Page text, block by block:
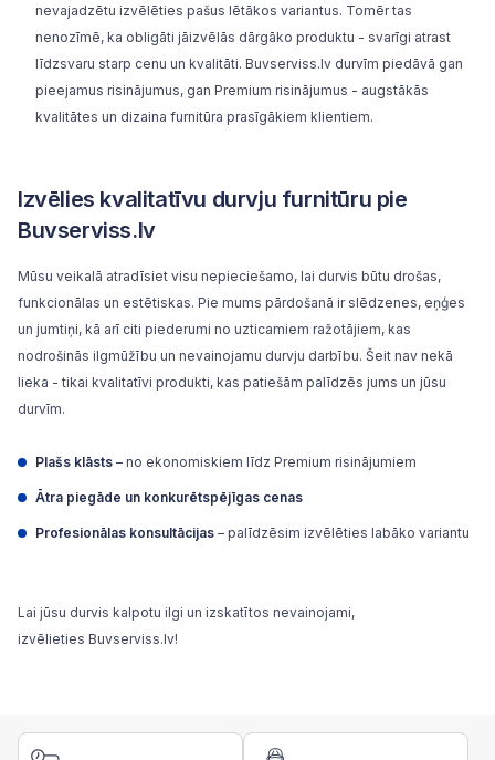
nevajadzētu izvēlēties pašus lētākos variantus. Tomēr tas
nenozīmē, ka obligāti jāizvēlās dārgāko produktu - svarīgi atrast
līdzsvaru starp cenu un kvalitāti. Buvserviss.lv durvīm piedāvā gan
pieejamus risinājumus, gan Premium risinājumus - augstākās
kvalitātes un dizaina furnitūra prasīgākiem klientiem.
Izvēlies kvalitatīvu durvju furnitūru pie
Buvserviss.lv
Mūsu veikalā atradīsiet visu nepieciešamo, lai durvis būtu drošas,
funkcionālas un estētiskas. Pie mums pārdošanā ir slēdzenes, eņģes
un jumtiņi, kā arī citi piederumi no uzticamiem ražotājiem, kas
nodrošinās ilgmūžību un nevainojamu durvju darbību. Šeit nav nekā
lieka - tikai kvalitatīvi produkti, kas patiešām palīdzēs jums un jūsu
durvīm.
Plašs klāsts – no ekonomiskiem līdz Premium risinājumiem
Ātra piegāde un konkurētspējīgas cenas
Profesionālas konsultācijas – palīdzēsim izvēlēties labāko variantu
Lai jūsu durvis kalpotu ilgi un izskatītos nevainojami,
izvēlieties Buvserviss.lv!